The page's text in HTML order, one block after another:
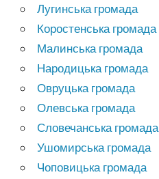
Лугинська громада
Коростенська громада
Малинська громада
Народицька громада
Овруцька громада
Олевська громада
Словечанська громада
Ушомирська громада
Чоповицька громада